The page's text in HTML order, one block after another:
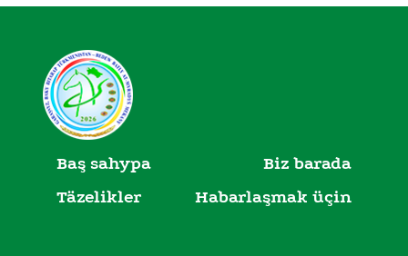
Baş sahypa
Biz barada
Täzelikler
Habarlaşmak üçin